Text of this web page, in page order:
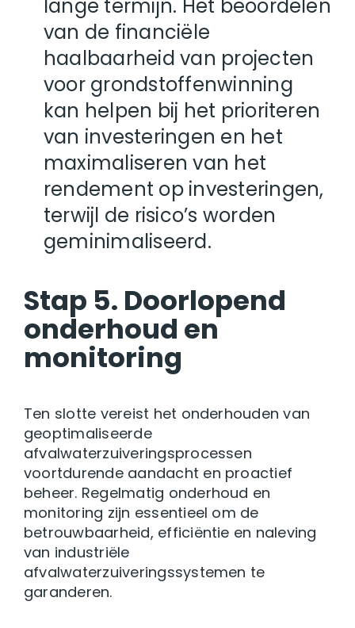
lange termijn. Het beoordelen
van de financiële
haalbaarheid van projecten
voor grondstoffenwinning
kan helpen bij het prioriteren
van investeringen en het
maximaliseren van het
rendement op investeringen,
terwijl de risico’s worden
geminimaliseerd.
Stap 5. Doorlopend
onderhoud en
monitoring
Ten slotte vereist het onderhouden van
geoptimaliseerde
afvalwaterzuiveringsprocessen
voortdurende aandacht en proactief
beheer. Regelmatig onderhoud en
monitoring zijn essentieel om de
betrouwbaarheid, efficiëntie en naleving
van industriële
afvalwaterzuiveringssystemen te
garanderen.